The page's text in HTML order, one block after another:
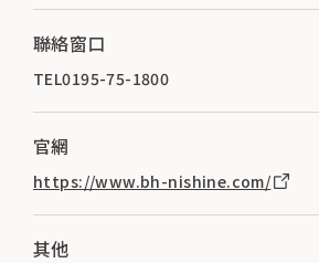
聯絡窗口
TEL0195-75-1800
官網
https://www.bh-nishine.com/
其他